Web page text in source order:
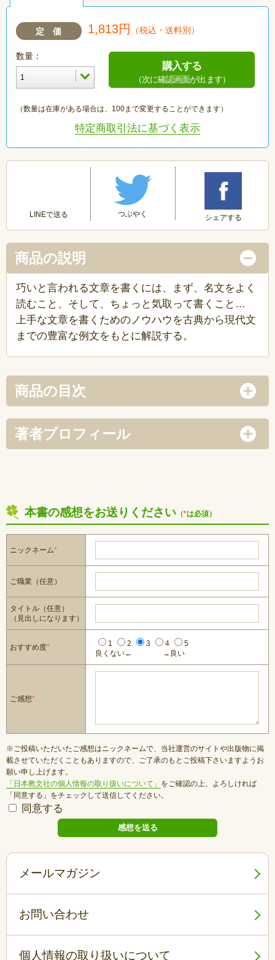
定 価 1,813円 （税込・送料別）
数量：
購入する
（次に確認画面が出ます）
（数量は在庫がある場合は、100まで変更することができます）
特定商取引法に基づく表示
LINEで送る つぶやく シェアする
商品の説明
巧いと言われる文章を書くには、まず、名文をよく
読むこと、そして、ちょっと気取って書くこと…
上手な文章を書くためのノウハウを古典から現代文
までの豊富な例文をもとに解説する。
商品の目次
著者プロフィール
本書の感想をお送りください （*は必須）
ニックネーム*
ご職業（任意）
タイトル（任意）
（見出しになります）
おすすめ度* 1 2 3 4
5
良くない←
→良い
ご感想*
※ご投稿いただいたご感想はニックネームで、当社運営のサイトや出版物に掲
載させていただくこともありますので、ご了承のもとご投稿下さいますようお
願い申し上げます。
「日本教文社の個人情報の取り扱いについて」 をご確認の上、よろしければ
「同意する」をチェックして送信してください。
同意する
メールマガジン
お問い合わせ
個人情報の取り扱いについて